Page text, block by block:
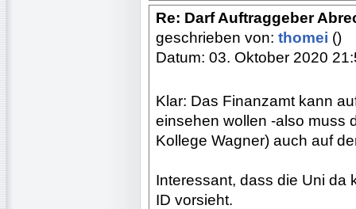
Re: Darf Auftraggeber
geschrieben von: thomei ()
Datum: 03. Oktober 2020
Klar: Das Finanzamt kann
einsehen wollen -also muss
Kollege Wagner) auch auf
Interessant, dass die Uni da
ID vorsieht.